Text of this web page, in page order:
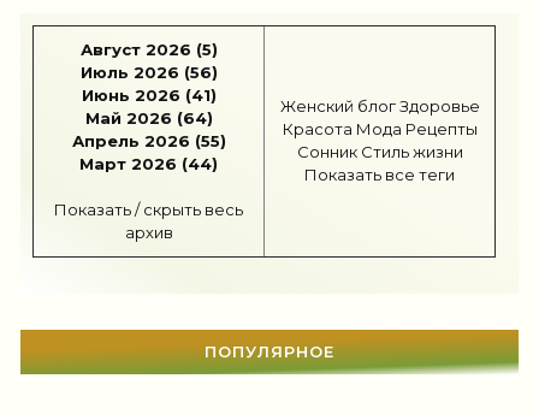
Бизнес
Рецепты (494)
(46)
Диеты
Здоровье (1527)
Гороскоп (55)
Август 2026 (5)
Июль 2026 (56)
Июнь 2026 (41)
Май 2026 (64)
Апрель 2026 (55)
Март 2026 (44)
Показать / скрыть весь
архив
Женский блог Здоровье
Красота Мода Рецепты
Сонник Стиль жизни
Показать все теги
ПОПУЛЯРНОЕ